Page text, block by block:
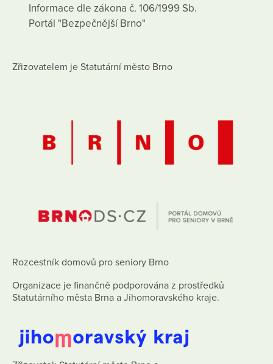
Informace dle zákona č. 106/1999 Sb.
Portál "Bezpečnější Brno"
Zřizovatelem je Statutární město Brno
Rozcestník domovů pro seniory Brno
Organizace je finančně podporována z prostředků
Statutárního města Brna a Jihomoravského kraje.